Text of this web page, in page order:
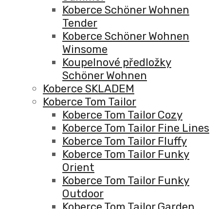
Koberce Schöner Wohnen
Tender
Koberce Schöner Wohnen
Winsome
Koupelnové předložky
Schöner Wohnen
Koberce SKLADEM
Koberce Tom Tailor
Koberce Tom Tailor Cozy
Koberce Tom Tailor Fine Lines
Koberce Tom Tailor Fluffy
Koberce Tom Tailor Funky
Orient
Koberce Tom Tailor Funky
Outdoor